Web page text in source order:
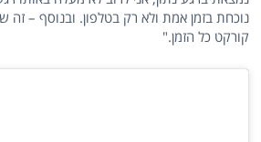
נוכחת בזמן אמת ולא רק בטלפון. ובנוסף – זה
קורקט כל הזמן."